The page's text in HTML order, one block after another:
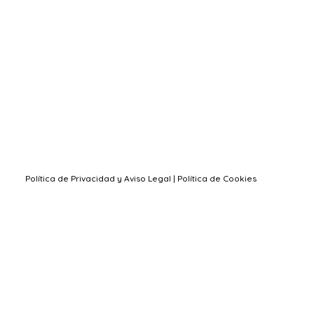
Política de Privacidad y Aviso Legal | Política de Cookies